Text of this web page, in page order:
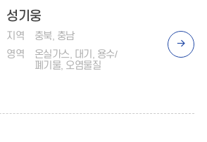
성기웅
지역
충북, 충남
영역
온실가스, 대기, 용수/
폐기물, 오염물질